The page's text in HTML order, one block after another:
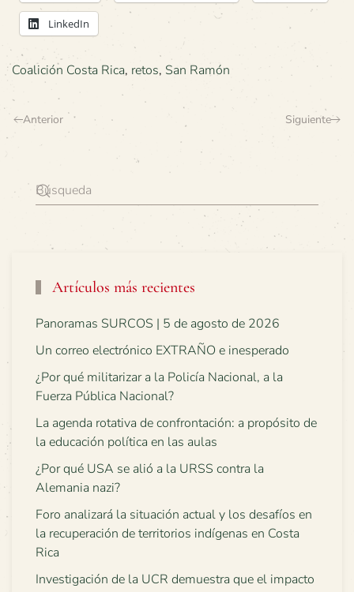
LinkedIn
Coalición Costa Rica, retos, San Ramón
Anterior Siguiente
Artículos más recientes
Panoramas SURCOS | 5 de agosto de 2026
Un correo electrónico EXTRAÑO e inesperado
¿Por qué militarizar a la Policía Nacional, a la
Fuerza Pública Nacional?
La agenda rotativa de confrontación: a propósito de
la educación política en las aulas
¿Por qué USA se alió a la URSS contra la
Alemania nazi?
Foro analizará la situación actual y los desafíos en
la recuperación de territorios indígenas en Costa
Rica
Investigación de la UCR demuestra que el impacto